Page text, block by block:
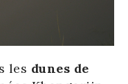
les dunes de